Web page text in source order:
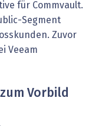
für Commvault.
Segment
Zuvor
Veeam
Vorbild